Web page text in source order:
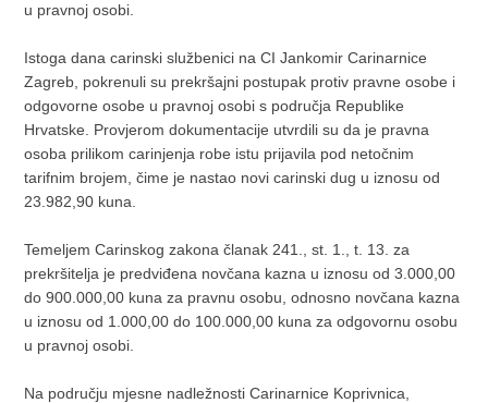
u pravnoj osobi.
Istoga dana carinski službenici na CI Jankomir Carinarnice
Zagreb, pokrenuli su prekršajni postupak protiv pravne osobe i
odgovorne osobe u pravnoj osobi s područja Republike
Hrvatske. Provjerom dokumentacije utvrdili su da je pravna
osoba prilikom carinjenja robe istu prijavila pod netočnim
tarifnim brojem, čime je nastao novi carinski dug u iznosu od
23.982,90 kuna.
Temeljem Carinskog zakona članak 241., st. 1., t. 13. za
prekršitelja je predviđena novčana kazna u iznosu od 3.000,00
do 900.000,00 kuna za pravnu osobu, odnosno novčana kazna
u iznosu od 1.000,00 do 100.000,00 kuna za odgovornu osobu
u pravnoj osobi.
Na području mjesne nadležnosti Carinarnice Koprivnica,